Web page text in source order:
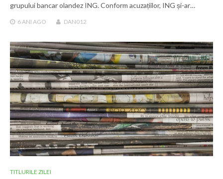
grupului bancar olandez ING. Conform acuzațiilor, ING și-ar…
6 ANI AGO DAN012
TITLURILE ZILEI